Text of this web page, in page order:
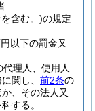
含む。)の規定
以下の罰金又
理人、使用人
関し、 前2条の
、その法人又
する。